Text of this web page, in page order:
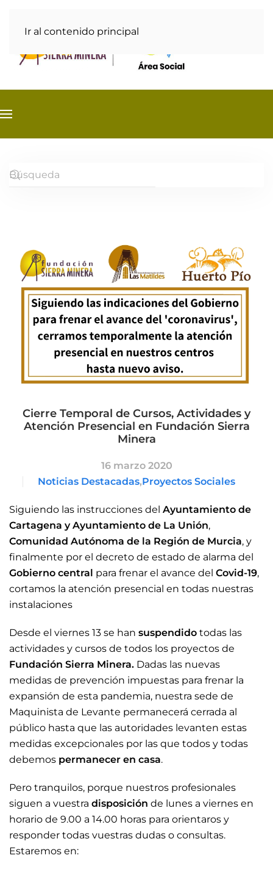
Ir al contenido principal
Cierre Temporal de Cursos, Actividades y
Atención Presencial en Fundación Sierra
Minera
16 marzo 2020
Noticias Destacadas,Proyectos Sociales
Siguiendo las instrucciones del Ayuntamiento de
Cartagena y Ayuntamiento de La Unión,
Comunidad Autónoma de la Región de Murcia, y
finalmente por el decreto de estado de alarma del
Gobierno central para frenar el avance del Covid-19,
cortamos la atención presencial en todas nuestras
instalaciones
Desde el viernes 13 se han suspendido todas las
actividades y cursos de todos los proyectos de
Fundación Sierra Minera. Dadas las nuevas
medidas de prevención impuestas para frenar la
expansión de esta pandemia, nuestra sede de
Maquinista de Levante permanecerá cerrada al
público hasta que las autoridades levanten estas
medidas excepcionales por las que todos y todas
debemos permanecer en casa.
Pero tranquilos, porque nuestros profesionales
siguen a vuestra disposición de lunes a viernes en
horario de 9.00 a 14.00 horas para orientaros y
responder todas vuestras dudas o consultas.
Estaremos en: